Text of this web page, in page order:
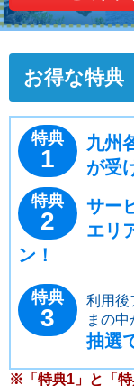
お得な特典
特典
1
九州
が受
特典
2
サー
エリ
ン！
特典
3
利用後
まの中
抽選
※「特典1」と「